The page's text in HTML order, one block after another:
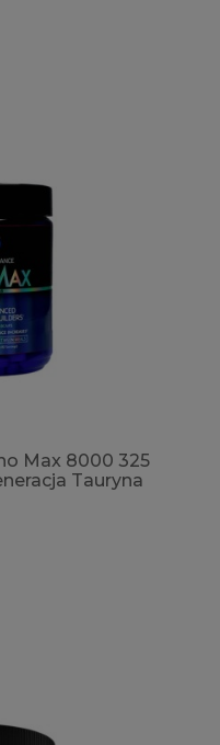
Max 8000 325
Tauryna